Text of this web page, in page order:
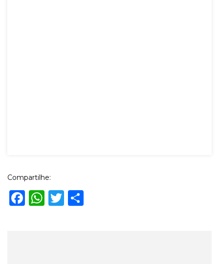
Compartilhe:
Facebook
WhatsApp
Twitter